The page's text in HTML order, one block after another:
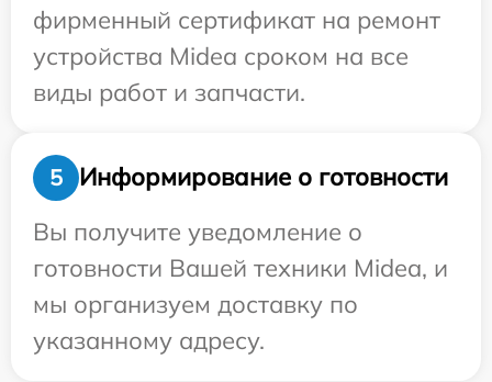
фирменный сертификат на ремонт
устройства Midea сроком на все
виды работ и запчасти.
5
Информирование о готовности
Вы получите уведомление о
готовности Вашей техники Midea, и
мы организуем доставку по
указанному адресу.